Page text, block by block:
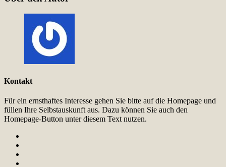
Kontakt
Für ein ernsthaftes Interesse gehen Sie bitte auf die Homepage und
füllen Ihre Selbstauskunft aus. Dazu können Sie auch den
Homepage-Button unter diesem Text nutzen.